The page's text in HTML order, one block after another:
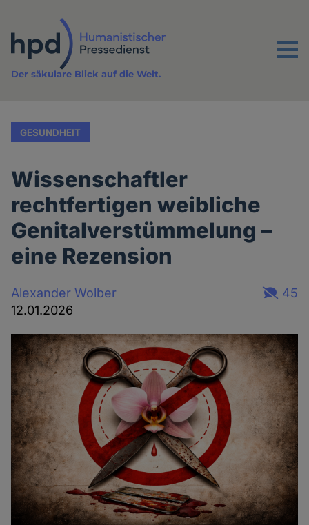
Inhalt
Menu
Der säkulare Blick auf die Welt.
GESUNDHEIT
Wissenschaftler
rechtfertigen weibliche
Genitalverstümmelung –
eine Rezension
Alexander Wolber
12.01.2026
45